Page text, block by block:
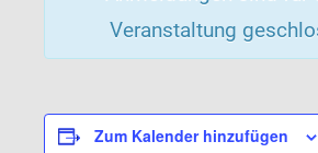
Veranstaltung
Zum Kalender hinzufügen